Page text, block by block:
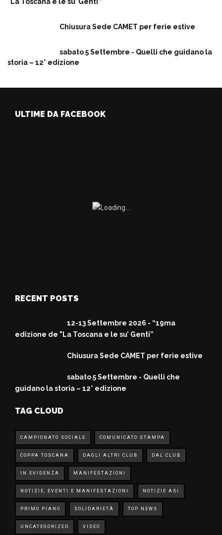
Chiusura Sede CAMET per ferie estive
sabato 5 Settembre - Quelli che guidano la
storia – 12° edizione
ULTIME DA FACEBOOK
RECENT POSTS
12-13 Settembre 2026 - “19ma
edizione de "La Toscana e le su’ Genti”
Chiusura Sede CAMET per ferie estive
sabato 5 Settembre - Quelli che
guidano la storia – 12° edizione
TAG CLOUD
CAMPIONATO SOCIALE COMUNICATO STAMPA
COPPA TOSCANA DAGLI ALTRI CLUB DAL CLUB
IN EVIDENZA MANIFESTAZIONI
NOTIZIE, EVENTI E MANIFESTAZIONI NOTIZIE ASI
PRIMO PIANO SOLIDARIETÀ TOP NEWS
UNCATEGORIZED VIDEO